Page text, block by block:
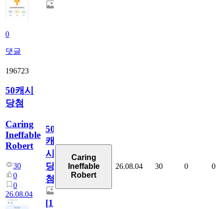
0
댓글
196723
50캐시
당첨
Caring
Ineffable
Robert
30
0
0
26.08.04
50
캐
시
당
첨
[1]
Caring
Ineffable
Robert
26.08.04 30 0 0